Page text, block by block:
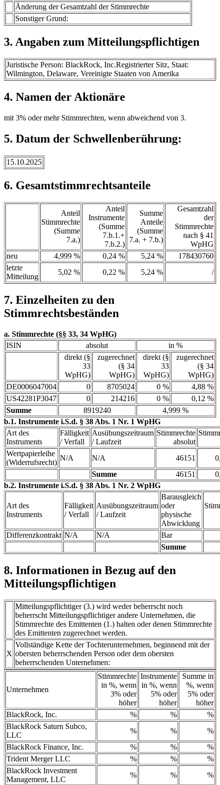
Änderung der Gesamtzahl der Stimmrechte
Sonstiger Grund:
3. Angaben zum Mitteilungspflichtigen
Juristische Person: BlackRock, Inc.Registrierter Sitz, Staat:
Wilmington, Delaware, Vereinigte Staaten von Amerika
4. Namen der Aktionäre
mit 3% oder mehr Stimmrechten, wenn abweichend von 3.
5. Datum der Schwellenberührung:
15.10.2025
6. Gesamtstimmrechtsanteile
Anteil
Stimmrechte
(Summe
7.a.)
Anteil
Instrumente
(Summe
7.b.1.+
7.b.2.)
Summe
Anteile
(Summe
7.a. + 7.b.)
Gesamtzahl
der
Stimmrechte
nach § 41
WpHG
neu
4,999 % 0,24 % 5,24 %
178430760
letzte
Mitteilung
5,02 % 0,22 % 5,24 % /
7. Einzelheiten zu den
Stimmrechtsbeständen
a. Stimmrechte (§§ 33, 34 WpHG)
ISIN
absolut
in %
direkt (§
33
WpHG)
zugerechnet
(§ 34
WpHG)
direkt (§
33
WpHG)
zugerechnet
(§ 34
WpHG)
DE0006047004
0 8705024 0 %
4,88 %
US42281P3047
0 214216 0 %
0,12 %
Summe
8919240
4,999 %
b.1. Instrumente i.S.d. § 38 Abs. 1 Nr. 1 WpHG
Art des
Instruments
Fälligkeit
/ Verfall
Ausübungszeitraum
/ Laufzeit
Stimmrechte
absolut
Wertpapierleihe
(Widerrufsrecht)
N/A N/A 46151
Summe
46151
b.2. Instrumente i.S.d. § 38 Abs. 1 Nr. 2 WpHG
Art des
Instruments
Fälligkeit
/ Verfall
Ausübungszeitraum
/ Laufzeit
Barausgleich
oder
physische
Abwicklung
Differenzkontrakt N/A N/A Bar
Summe
8. Informationen in Bezug auf den
Mitteilungspflichtigen
Mitteilungspflichtiger (3.) wird weder beherrscht noch
beherrscht Mitteilungspflichtiger andere Unternehmen, die
Stimmrechte des Emittenten (1.) halten oder denen Stimmrechte
des Emittenten zugerechnet werden.
X
Vollständige Kette der Tochterunternehmen, beginnend mit der
obersten beherrschenden Person oder dem obersten
beherrschenden Unternehmen:
Unternehmen
Stimmrechte
in %, wenn
3% oder
höher
Instrumente
in %, wenn
5% oder
höher
Summe in
%, wenn
5% oder
höher
BlackRock, Inc.
% %
%
BlackRock Saturn Subco,
LLC
% %
%
BlackRock Finance, Inc.
% %
%
Trident Merger LLC
% %
%
BlackRock Investment
Management, LLC
% % %